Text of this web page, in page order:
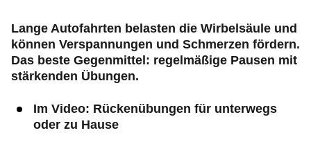
Lange Autofahrten belasten die Wirbelsäule und
können Verspannungen und Schmerzen fördern.
Das beste Gegenmittel: regelmäßige Pausen mit
stärkenden Übungen.
Im Video: Rückenübungen für unterwegs
oder zu Hause